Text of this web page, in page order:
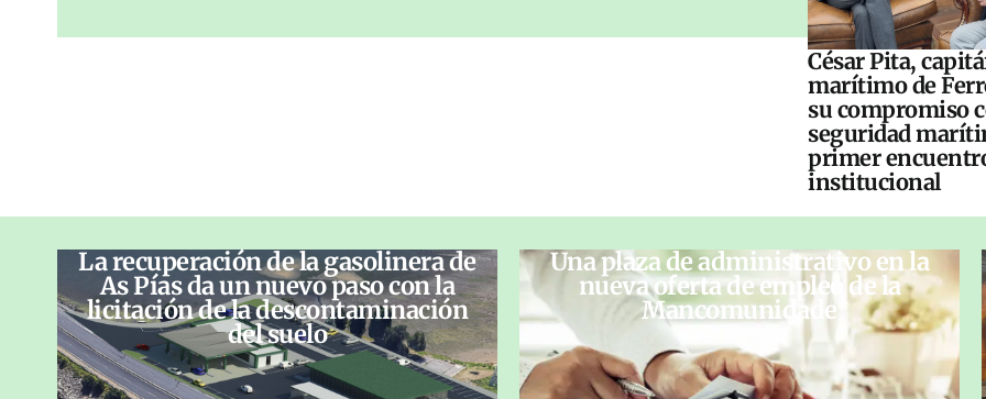
César Pita,
marítimo de
su compromiso
seguridad
primer
institucional
La recuperación de la gasolinera de
As Pías da un nuevo paso con la
licitación de la descontaminación
del suelo
Una plaza de administrativo en la
nueva oferta de empleo de la
Mancomunidade